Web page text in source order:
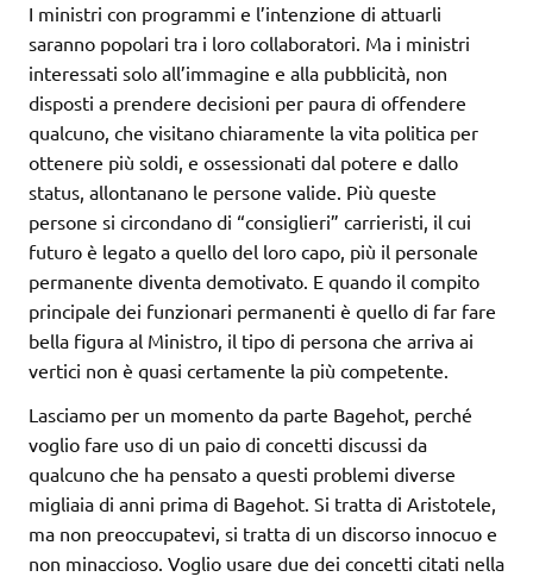
I ministri con programmi e l’intenzione di attuarli
saranno popolari tra i loro collaboratori. Ma i ministri
interessati solo all’immagine e alla pubblicità, non
disposti a prendere decisioni per paura di offendere
qualcuno, che visitano chiaramente la vita politica per
ottenere più soldi, e ossessionati dal potere e dallo
status, allontanano le persone valide. Più queste
persone si circondano di “consiglieri” carrieristi, il cui
futuro è legato a quello del loro capo, più il personale
permanente diventa demotivato. E quando il compito
principale dei funzionari permanenti è quello di far fare
bella figura al Ministro, il tipo di persona che arriva ai
vertici non è quasi certamente la più competente.
Lasciamo per un momento da parte Bagehot, perché
voglio fare uso di un paio di concetti discussi da
qualcuno che ha pensato a questi problemi diverse
migliaia di anni prima di Bagehot. Si tratta di Aristotele,
ma non preoccupatevi, si tratta di un discorso innocuo e
non minaccioso. Voglio usare due dei concetti citati nella